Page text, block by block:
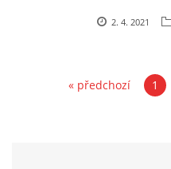
2. 4. 2021
« předchozí 1